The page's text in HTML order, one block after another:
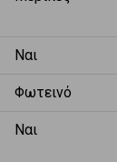
Ναι
Φωτεινό
Ναι